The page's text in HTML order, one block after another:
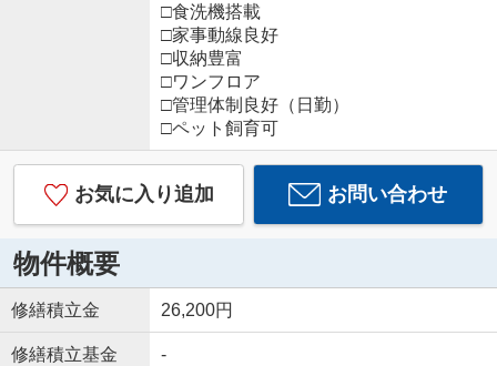
□食洗機搭載
□家事動線良好
□収納豊富
□ワンフロア
□管理体制良好（日勤）
□ペット飼育可
お気に入り追加 お問い合わせ
物件概要
修繕積立金 26,200円
修繕積立基金 -